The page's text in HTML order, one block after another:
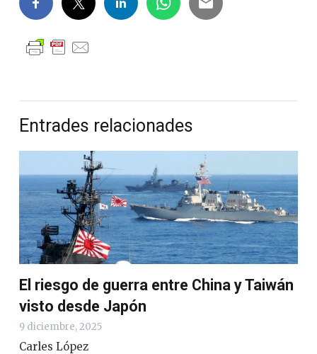
Entrades relacionades
El riesgo de guerra entre China y Taiwán
visto desde Japón
9 diciembre, 2025
Carles López